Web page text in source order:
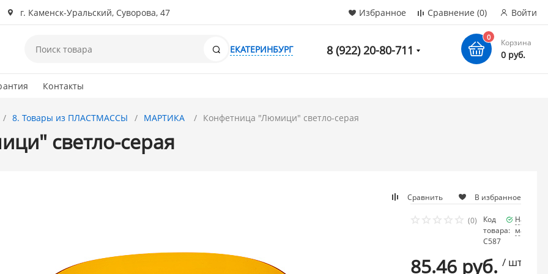
г. Каменск-Уральский, Суворова, 47 Избранное Сравнение (0) Войти
Поиск
ЕКАТЕРИНБУРГ 8 (922) 20-80-711
0
Корзина
0 руб.
Контакты
8. Товары из ПЛАСТМАССЫ МАРТИКА Конфетница "Люмици" светло-серая
светло-серая
Сравнить В избранное
(0)
Код
товара:
С587
мало
85.46 руб. / шт.